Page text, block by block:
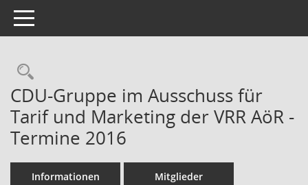
Toggle navigation
Rechercheauswahl
CDU-Gruppe im Ausschuss für
Tarif und Marketing der VRR AöR -
Termine 2016
Informationen Mitglieder